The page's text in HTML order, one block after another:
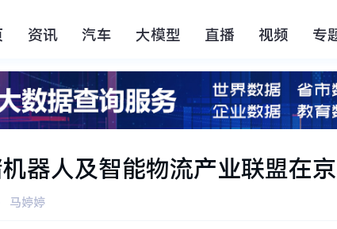
资讯 汽车 大模型 直播 视频 专
器人及智能物流产业联盟在
马婷婷